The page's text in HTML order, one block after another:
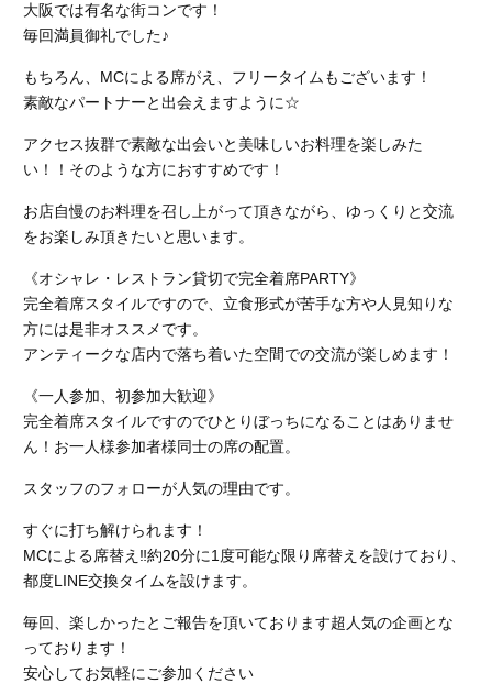
大阪では有名な街コンです！
毎回満員御礼でした♪
もちろん、MCによる席がえ、フリータイムもございます！
素敵なパートナーと出会えますように☆
アクセス抜群で素敵な出会いと美味しいお料理を楽しみた
い！！そのような方におすすめです！
お店自慢のお料理を召し上がって頂きながら、ゆっくりと交流
をお楽しみ頂きたいと思います。
《オシャレ・レストラン貸切で完全着席PARTY》
完全着席スタイルですので、立食形式が苦手な方や人見知りな
方には是非オススメです。
アンティークな店内で落ち着いた空間での交流が楽しめます！
《一人参加、初参加大歓迎》
完全着席スタイルですのでひとりぼっちになることはありませ
ん！お一人様参加者様同士の席の配置。
スタッフのフォローが人気の理由です。
すぐに打ち解けられます！
MCによる席替え‼︎約20分に1度可能な限り席替えを設けており、
都度LINE交換タイムを設けます。
毎回、楽しかったとご報告を頂いております超人気の企画とな
っております！
安心してお気軽にご参加ください